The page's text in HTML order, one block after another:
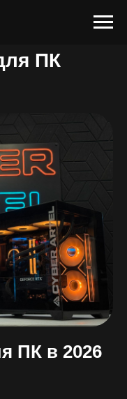
ПК
ПК в 2026